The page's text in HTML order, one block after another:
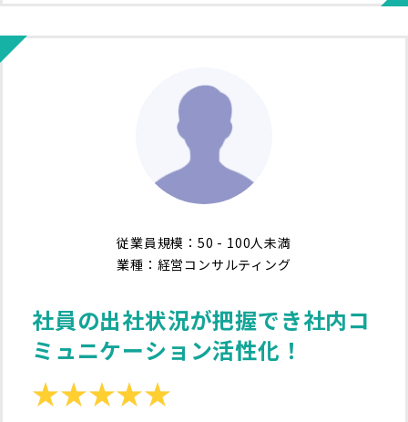
従業員規模：50 - 100人未満
業種：経営コンサルティング
社員の出社状況が把握でき社内コ
ミュニケーション活性化！